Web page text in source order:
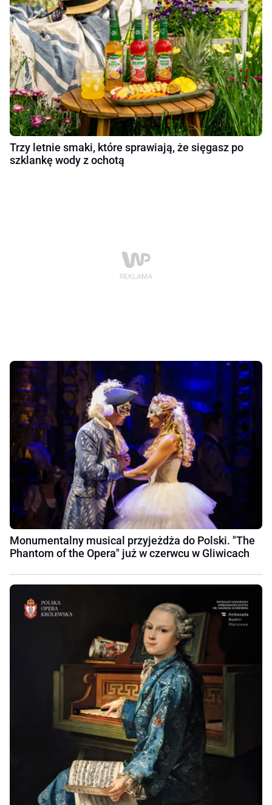
Trzy letnie smaki, które sprawiają, że sięgasz po
szklankę wody z ochotą
Monumentalny musical przyjeżdża do Polski. "The
Phantom of the Opera" już w czerwcu w Gliwicach